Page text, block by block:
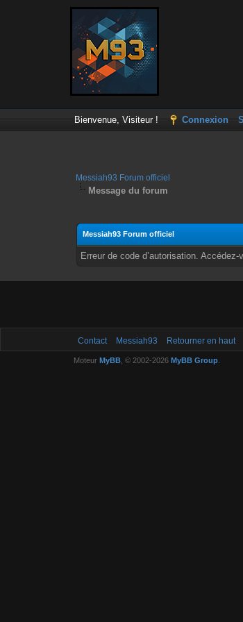
Bienvenue, Visiteur ! Connexion
Messiah93 Forum officiel
Message du forum
Messiah93 Forum officiel
Erreur de code d’autorisation.
Contact Messiah93 Retourner en haut
Moteur MyBB, © 2002-2026 MyBB Group.